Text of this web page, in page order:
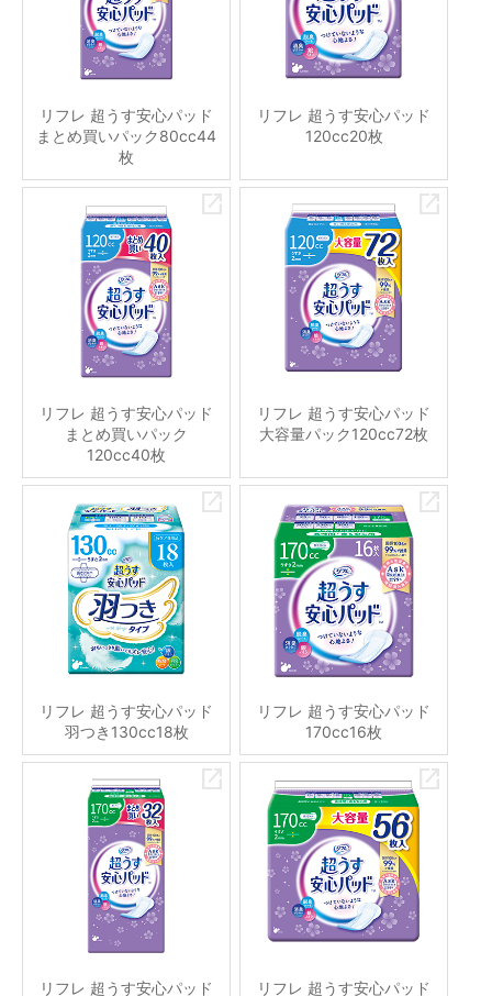
リフレ 超うす安心パッド
まとめ買いパック80cc44
枚
リフレ 超うす安心パッド
120cc20枚
リフレ 超うす安心パッド
まとめ買いパック
120cc40枚
リフレ 超うす安心パッド
大容量パック120cc72枚
リフレ 超うす安心パッド
羽つき130cc18枚
リフレ 超うす安心パッド
170cc16枚
リフレ 超うす安心パッド
リフレ 超うす安心パッド